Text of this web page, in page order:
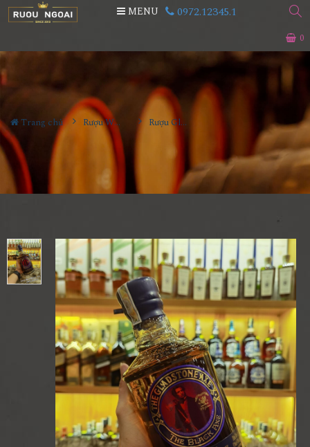
0
MENU 0972.12345.1
Trang chủ Rượu Whisky Rượu Gladstone Axe Black Axe Blended Malt Scotch